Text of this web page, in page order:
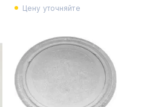
Цену уточняйте